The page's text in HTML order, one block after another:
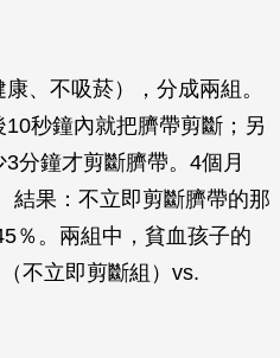
、不吸菸），分成兩組。
秒鐘內就把臍帶剪斷；另
分鐘才剪斷臍帶。4個月
結果：不立即剪斷臍帶的那
％。兩組中，貧血孩子的
不立即剪斷組）vs.